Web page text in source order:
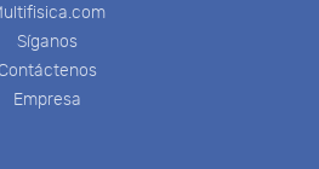
Síganos
Contáctenos
Empresa